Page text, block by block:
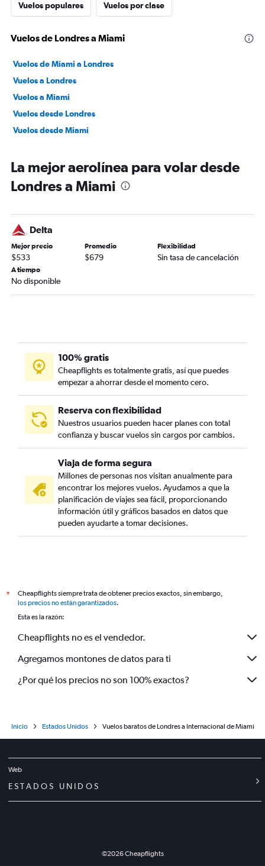
Vuelos populares Vuelos por clase
Vuelos de Londres a Miami
Vuelos de Miami a Londres
Vuelos a Londres
Vuelos a Miami
Vuelos desde Londres
Vuelos desde Miami
La mejor aerolínea para volar desde
Londres a Miami
Delta
Mejor precio
$533
Promedio
$679
Flexibilidad
Sin tasa de cancelación
A tiempo
No disponible
100% gratis
Cheapflights es totalmente gratis, así que puedes
empezar a ahorrar desde el momento cero.
Reserva con flexibilidad
Nuestros usuarios pueden hacer planes con total
confianza y buscar vuelos sin cargos por cambios.
Viaja de forma segura
Millones de personas nos visitan anualmente para
encontrar los mejores vuelos. Ayudamos a que la
planificación de viajes sea fácil, proporcionando
información útil y gráficos basados en datos que
pueden ayudarte a tomar decisiones.
*
Cheapflights siempre trata de obtener precios exactos, sin embargo,
los precios no están garantizados.
Esta es la razón:
Cheapflights no es el vendedor.
Agregamos montones de datos para ti
¿Por qué los precios no son 100% exactos?
Inicio Estados Unidos Vuelos baratos de Londres a Internacional de Miami
Web
ESTADOS UNIDOS
©2026Cheapflights